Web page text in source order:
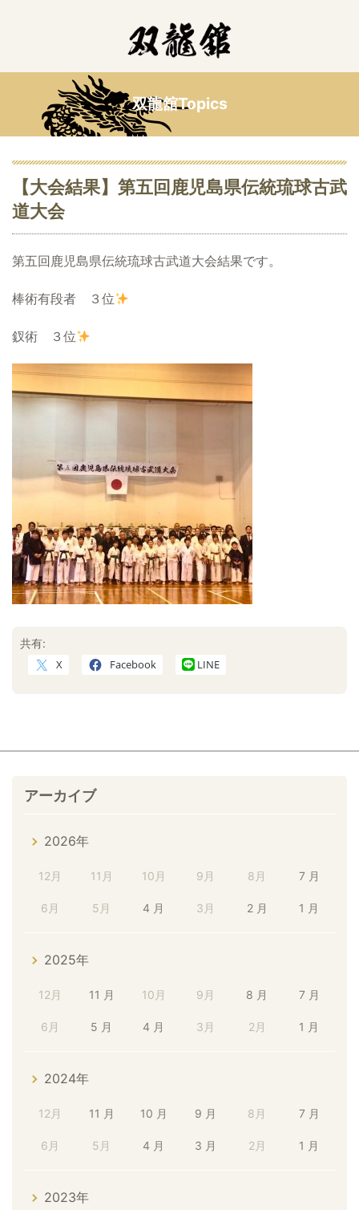
双龍舘Topics
【大会結果】第五回鹿児島県伝統琉球古武
道大会
第五回鹿児島県伝統琉球古武道大会結果です。
棒術有段者 ３位
釵術 ３位
共有:
X Facebook LINE
アーカイブ
2026年
12月 11月 10月 9月 8月 7 月
6月 5月 4 月 3月 2 月 1 月
2025年
12月 11 月 10月 9月 8 月 7 月
6月 5 月 4 月 3月 2月 1 月
2024年
12月 11 月 10 月 9 月 8月 7 月
6月 5月 4 月 3 月 2月 1 月
2023年